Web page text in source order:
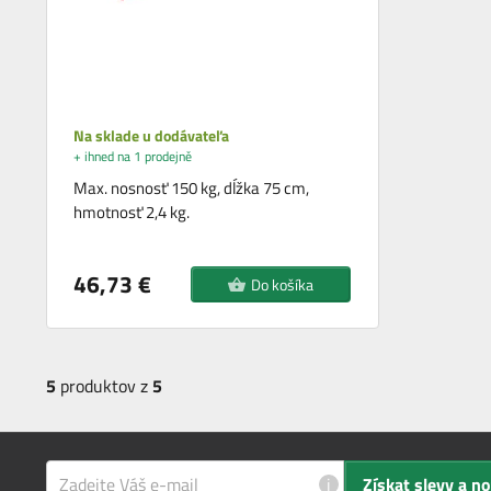
Na sklade u dodávateľa
+ ihned na 1 prodejně
Max. nosnosť 150 kg, dĺžka 75 cm,
hmotnosť 2,4 kg.
46,73 € Do košíka
5 produktov z 5
i Získat slevy a